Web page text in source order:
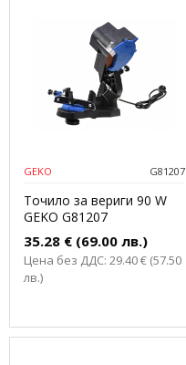
GEKO G81207
Точило за вериги 90 W
GEKO G81207
35.28 € (69.00 лв.)
Цена без ДДС: 29.40 € (57.50
лв.)